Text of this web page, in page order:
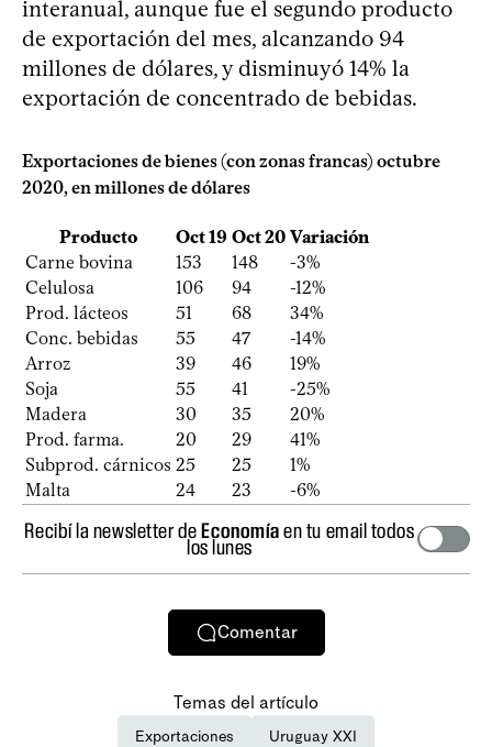
interanual, aunque fue el segundo producto
de exportación del mes, alcanzando 94
millones de dólares, y disminuyó 14% la
exportación de concentrado de bebidas.
Exportaciones de bienes (con zonas francas) octubre
2020, en millones de dólares
Producto Oct 19 Oct 20 Variación
Carne bovina
153 148
-3%
Celulosa
106 94
-12%
Prod. lácteos
51 68
34%
Conc. bebidas
55 47
-14%
Arroz
39 46
19%
Soja
55 41
-25%
Madera
30 35
20%
Prod. farma.
20 29
41%
Subprod. cárnicos 25 25
1%
Malta
24 23 -6%
Recibí la newsletter deEconomíaen tu email todos
los lunes
Comentar
Temas del artículo
Exportaciones Uruguay XXI